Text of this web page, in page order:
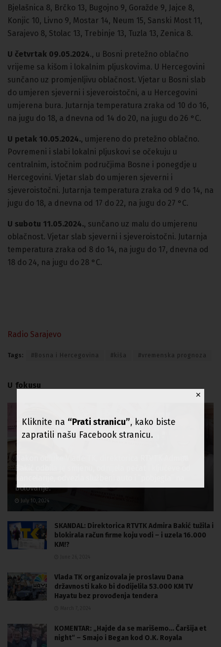
Bjelašnica 8, Brčko 13, Bugojno 9, Goražde 9, Jajce 8,
Konjic 10, Livno 9, Mostar 14, Neum 15, Sanski Most 11,
Sarajevo 8, Stolac 13, Trebinje 13, Tuzla 13, Zenica 8.
U četvrtak 09.05.2024., u Bosni pretežno oblačno
vrijeme sa kišom i lokalnim pljuskovima. U Hercegovini
sunčano uz promjenljivu oblačnost. Vjetar u Bosni slab
do umjeren sjeverni i sjeveroistočni, a u Hercegovini
umjerena bura. Jutarnja temperatura zraka od 10 do 16,
na jugu do 18, a dnevna od 14 do 20, na jugu do 26 °C.
U petak 10.05.2024., umjereno do pretežno oblačno.
Povremeni i slabi lokalni pljuskovi se očekuju u
centralnim, istočnim područjima Bosne i ponegdje u
Hercegovini. Vjetar slab do umjeren sjeverni i
sjeveroistočni. Jutarnja temperatura zraka od 9 do 14, na
jugu do 18, a dnevna od 17 do 22, na jugu do 27 °C.
U subotu 11.05.2024., sunčano uz malu do umjerenu
oblačnost. Vjetar slab sjeverni i sjeveroistočni. Jutarnja
temperatura zraka od 8 do 14, na jugu do 17, dnevna od
18 do 24, na jugu do 28 °C.
Radio Sarajevo
Tags: #Bosna i Hercegovina #kiša #vremenska prognoza
U fokusu
Nakon odluke Vlade TK, direktorica RTVTK Admira
Bakić odbila je smjenu, odnijela pečat i ključeve od
bolovanje.
July 10, 2024
SKANDAL: Direktorica RTVTK Admira Bakić tužila i
blokirala račun firme koju vodi – i uzela 16.000
KM!?
Vlada TK organizovala je proslavu Dana
državnosti kako bi dodijelila 53.000 KM TV
Hayatu bez provođenja tendera
KOMENTAR: „Hajde da se marišemo… Čaršija et
night“ – Smajo i Began kod O.K. Royala
✕
Kliknite na “Prati stranicu”, kako biste
zapratili našu Facebook stranicu.